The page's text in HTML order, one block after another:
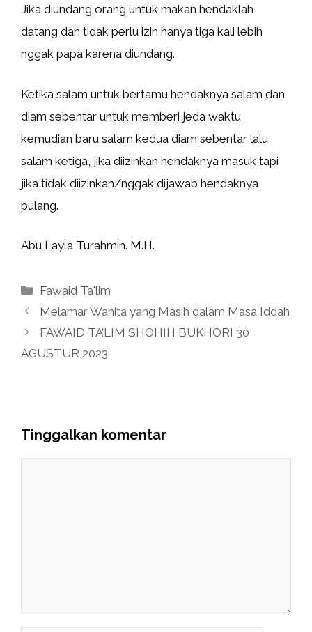
Jika diundang orang untuk makan hendaklah
datang dan tidak perlu izin hanya tiga kali lebih
nggak papa karena diundang.
Ketika salam untuk bertamu hendaknya salam dan
diam sebentar untuk memberi jeda waktu
kemudian baru salam kedua diam sebentar lalu
salam ketiga, jika diizinkan hendaknya masuk tapi
jika tidak diizinkan/nggak dijawab hendaknya
pulang.
Abu Layla Turahmin. M.H.
Kategori
Fawaid Ta'lim
Melamar Wanita yang Masih dalam Masa Iddah
FAWAID TA’LIM SHOHIH BUKHORI 30
AGUSTUR 2023
Tinggalkan komentar